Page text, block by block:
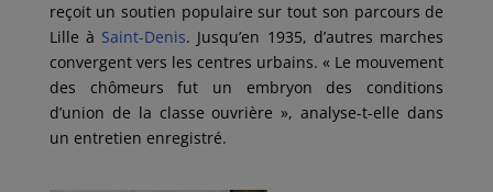
reçoit un soutien populaire sur tout son parcours de
Lille à Saint-Denis. Jusqu’en 1935, d’autres marches
convergent vers les centres urbains. « Le mouvement
des chômeurs fut un embryon des conditions
d’union de la classe ouvrière », analyse-t-elle dans
un entretien enregistré.